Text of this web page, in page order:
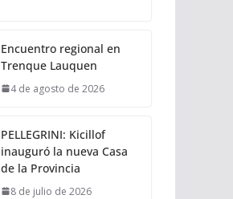
Encuentro regional en
Trenque Lauquen
4 de agosto de 2026
PELLEGRINI: Kicillof
inauguró la nueva Casa
de la Provincia
8 de julio de 2026